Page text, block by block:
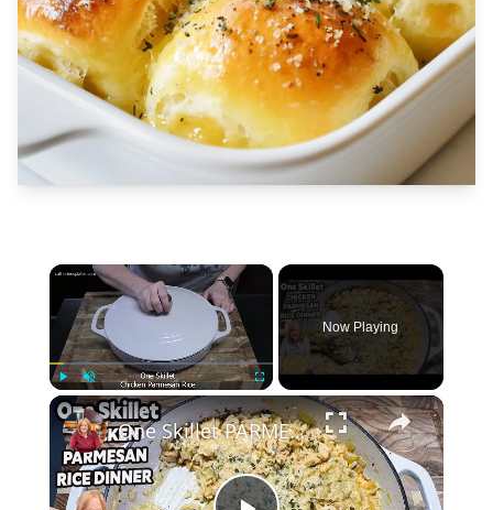
×
Play Unmute Fullscreen
Now Playing
×
One Skillet PARMESAN CHICKEN & RICE Dinner